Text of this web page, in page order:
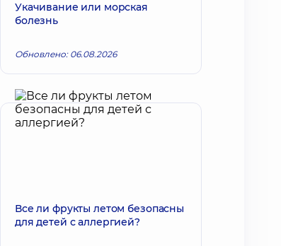
Укачивание или морская
болезнь
Обновлено: 06.08.2026
Все ли фрукты летом безопасны
для детей с аллергией?